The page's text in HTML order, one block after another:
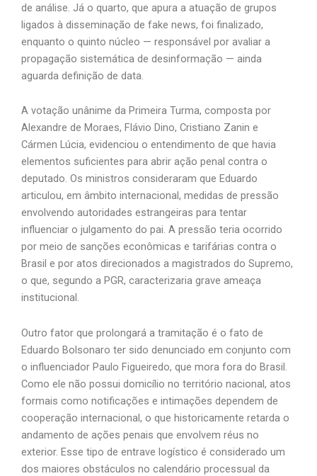
de análise. Já o quarto, que apura a atuação de grupos
ligados à disseminação de fake news, foi finalizado,
enquanto o quinto núcleo — responsável por avaliar a
propagação sistemática de desinformação — ainda
aguarda definição de data.
A votação unânime da Primeira Turma, composta por
Alexandre de Moraes, Flávio Dino, Cristiano Zanin e
Cármen Lúcia, evidenciou o entendimento de que havia
elementos suficientes para abrir ação penal contra o
deputado. Os ministros consideraram que Eduardo
articulou, em âmbito internacional, medidas de pressão
envolvendo autoridades estrangeiras para tentar
influenciar o julgamento do pai. A pressão teria ocorrido
por meio de sanções econômicas e tarifárias contra o
Brasil e por atos direcionados a magistrados do Supremo,
o que, segundo a PGR, caracterizaria grave ameaça
institucional.
Outro fator que prolongará a tramitação é o fato de
Eduardo Bolsonaro ter sido denunciado em conjunto com
o influenciador Paulo Figueiredo, que mora fora do Brasil.
Como ele não possui domicílio no território nacional, atos
formais como notificações e intimações dependem de
cooperação internacional, o que historicamente retarda o
andamento de ações penais que envolvem réus no
exterior. Esse tipo de entrave logístico é considerado um
dos maiores obstáculos no calendário processual da